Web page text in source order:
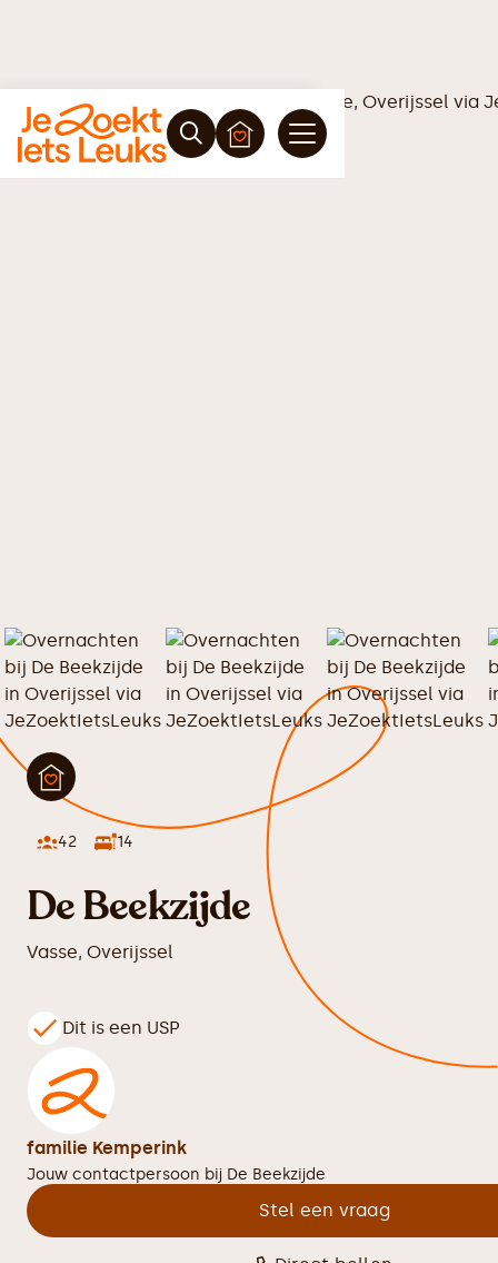
Vrijblijvende offerte
42 14
De Beekzijde
Vasse, Overijssel
Dit is een USP
familie Kemperink
Jouw contactpersoon bij De Beekzijde
Stel een vraag